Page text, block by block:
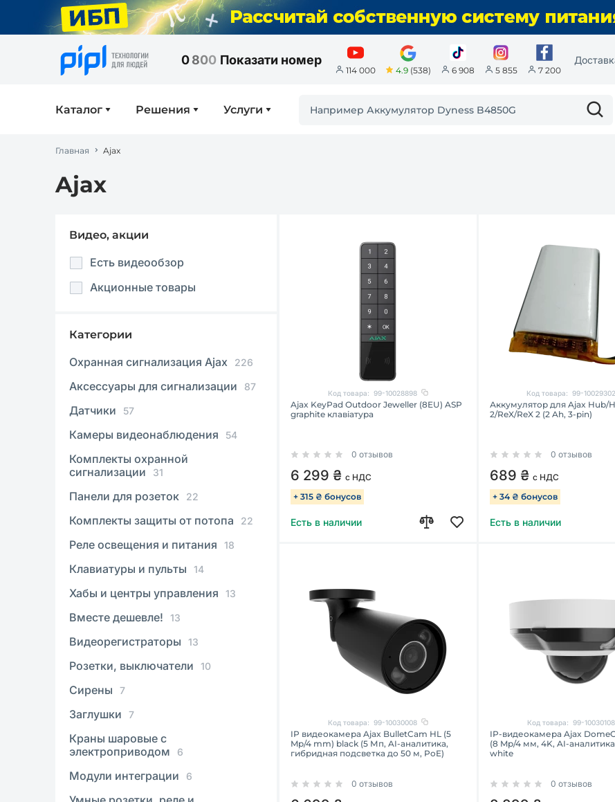
0800 Показати номер
114 000 4.9 (538) 6 908 5 855 7 200
Каталог Решения Услуги
Главная Ajax
Ajax
Видео, акции
Есть видеообзор
Акционные товары
Категории
Охранная сигнализация Ajax 226
Аксессуары для сигнализации 87
Датчики 57
Камеры видеонаблюдения 54
Комплекты охранной
сигнализации
31
Панели для розеток 22
Комплекты защиты от потопа 22
Реле освещения и питания 18
Клавиатуры и пульты 14
Хабы и центры управления 13
Вместе дешевле! 13
Видеорегистраторы 13
Розетки, выключатели 10
Сирены 7
Заглушки 7
Краны шаровые с
электроприводом
6
Модули интеграции 6
Код товара: 99-10028898
Ajax KeyPad Outdoor Jeweller (8EU) ASP
graphite клавіатура
0 отзывов
6 299 ₴ с НДС
+ 315 ₴ бонусов
Есть в наличии
Код товара: 99-10029302
Аккумулятор для Ajax Hub/
2/ReX/ReX 2 (2 Ah, 3-pin)
0 отзывов
689 ₴ с НДС
+ 34 ₴ бонусов
Есть в наличии
Код товара: 99-10030008
IP видеокамера Ajax BulletCam HL (5
Mp/4 mm) black (5 Мп, AI-аналитика,
гибридная подсветка до 50 м, PoE)
0 отзывов
Код товара: 99-10030108
IP-видеокамера Ajax
(8 Mp/4 мм, 4K, AI-
white
0 отзывов